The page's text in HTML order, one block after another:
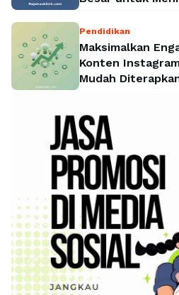
Pendidikan
Maksimalkan
Konten
Mudah